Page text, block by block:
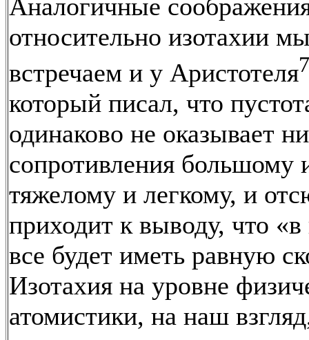
Аналогичные
относительно изотахии
встречаем и у Аристотеля
который писал, что
одинаково не оказывает
сопротивления большому
тяжелому и легкому, и
приходит к выводу, что «в
все будет иметь равную
Изотахия на уровне
атомистики, на наш